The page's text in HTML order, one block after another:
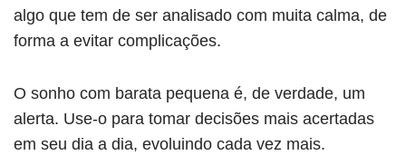
algo que tem de ser analisado com muita calma, de
forma a evitar complicações.
O sonho com barata pequena é, de verdade, um
alerta. Use-o para tomar decisões mais acertadas
em seu dia a dia, evoluindo cada vez mais.